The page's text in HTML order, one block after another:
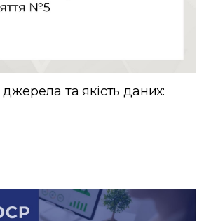
та якість даних: